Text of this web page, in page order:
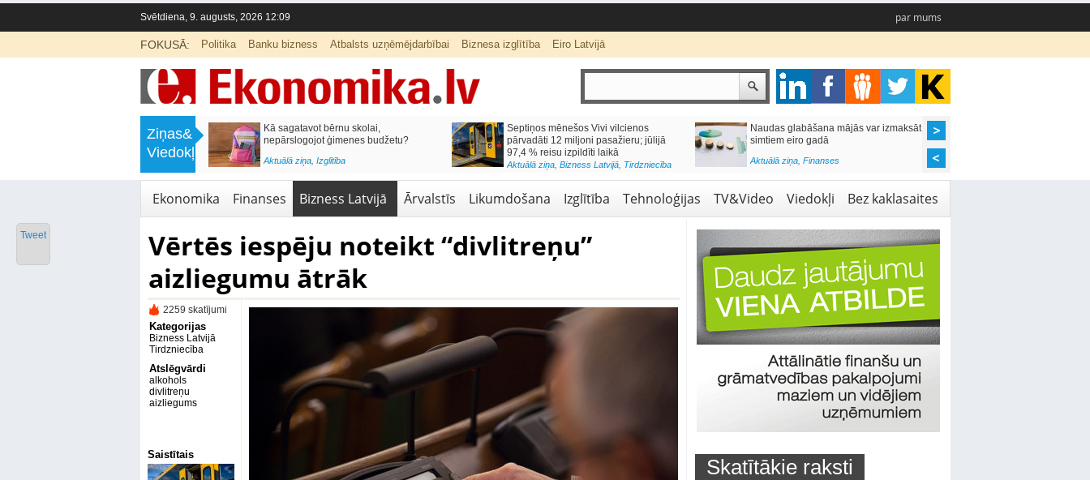
Svētdiena, 9. augusts, 2026 12:09 par mums
FOKUSĀ: Politika Banku bizness Atbalsts uzņēmējdarbībai Biznesa izglītība Eiro Latvijā
Ziņas&
Viedokļi
Labklājības ministrija rosina reformēt
un būtiski uzlabot vecāku pabalstu
Kā sagatavot bērnu skolai,
nepārslogojot ģimenes budžetu?
Aktuālā ziņa, Izglītība
Septiņos mēnešos Vivi vilcienos
pārvadāti 12 miljoni pasažieru; jūlijā
97,4 % reisu izpildīti laikā
Aktuālā ziņa, Bizness Latvijā, Tirdzniecība
Naudas glabāšana mājās var izmaksāt
simtiem eiro gadā
Aktuālā ziņa, Finanses
Ekonomika Finanses Bizness Latvijā Ārvalstīs Likumdošana Izglītība Tehnoloģijas TV&Video Viedokļi Bez kaklasaites
Vērtēs iespēju noteikt “divlitreņu”
aizliegumu ātrāk
2259 skatījumi
Kategorijas
Bizness Latvijā
Tirdzniecība
Atslēgvārdi
alkohols
divlitreņu
aizliegums
Saistītais
Skatītākie raksti
Tweet